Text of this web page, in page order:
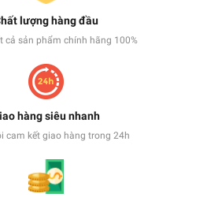
lượng hàng đầu
cả sản phẩm chính hãng 100%
hàng siêu nhanh
cam kết giao hàng trong 24h